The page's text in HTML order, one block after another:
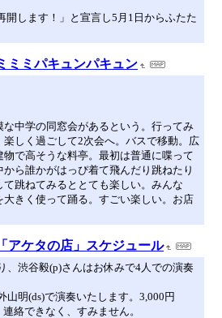
開します！」と宣言し5月1日からふたた
ミミパキュンパキュン
中学の同窓会があるという。行ってみ
しく過ごして2次会へ。バスで移動。広
で高そうな料亭。最初は普通に喋って
ら誰かがはっぴ着て飛んだり跳ねたり
て跳ねてみるととても楽しい。みんな
きく使って踊る。すごい楽しい。お店
「アケタの店」スケジュール
、渋谷毅(p)さんはお休みで4人での演奏
山明(ds)で演奏いたします。3,000円
絡できなく、すみません。